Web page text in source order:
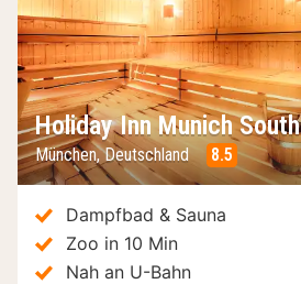
Holiday Inn Munich South
München, Deutschland 8.5
Dampfbad & Sauna
Zoo in 10 Min
Nah an U-Bahn